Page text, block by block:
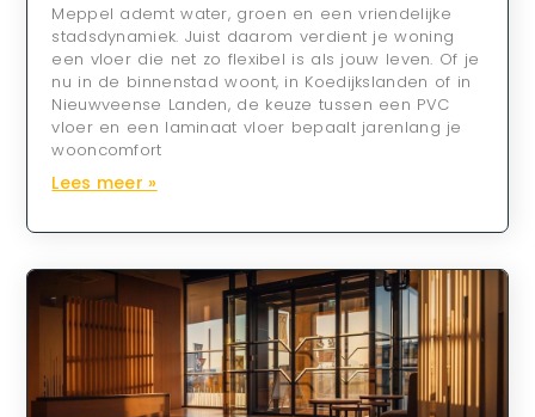
Meppel ademt water, groen en een vriendelijke
stadsdynamiek. Juist daarom verdient je woning
een vloer die net zo flexibel is als jouw leven. Of je
nu in de binnenstad woont, in Koedijkslanden of in
Nieuwveense Landen, de keuze tussen een PVC
vloer en een laminaat vloer bepaalt jarenlang je
wooncomfort
Lees meer »